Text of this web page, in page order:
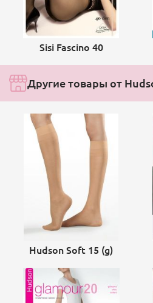
Sisi Fascino 40
Другие товары от
Hudson Soft 15 (g)